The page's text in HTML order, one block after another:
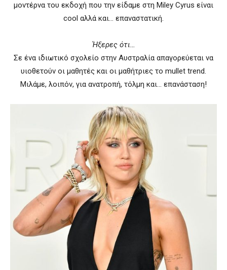
μοντέρνα του εκδοχή που την είδαμε στη Miley Cyrus είναι
cool αλλά και… επαναστατική.
Ήξερες ότι…
Σε ένα ιδιωτικό σχολείο στην Αυστραλία απαγορεύεται να
υιοθετούν οι μαθητές και οι μαθήτριες το mullet trend.
Μιλάμε, λοιπόν, για ανατροπή, τόλμη και… επανάσταση!